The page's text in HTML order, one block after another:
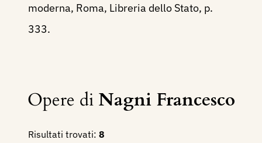
moderna, Roma, Libreria dello Stato, p.
333.
Opere di Nagni Francesco
Risultati trovati: 8